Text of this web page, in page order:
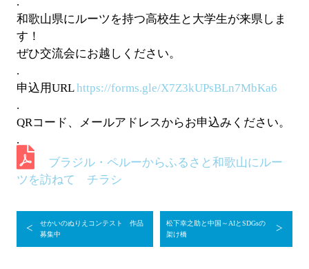
和歌山県にルーツを持つ高校生と大学生が来県しま
す！
ぜひ交流会にお越しください。
.
申込用URLhttps://forms.gle/X7Z3kUPsBLn7MbKa6
.
QRコード、メールアドレスからお申込みください。
.
ブラジル・ペルーからふるさと和歌山にルー
ツを訪ねて チラシ
<
せかいのぬりえコンテスト 作品
募集中
松下幸之助と中国～AIとSDGsの
架け橋
>